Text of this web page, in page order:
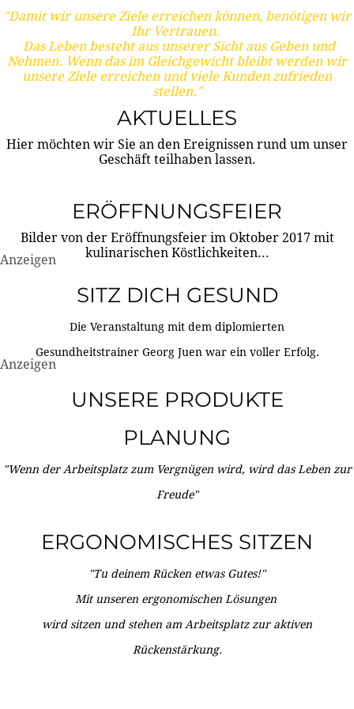
"Damit wir unsere Ziele erreichen können, benötigen wir
Ihr Vertrauen.
Das Leben besteht aus unserer Sicht aus Geben und
Nehmen. Wenn das im Gleichgewicht bleibt werden wir
unsere Ziele erreichen und viele Kunden zufrieden
stellen."
AKTUELLES
Hier möchten wir Sie an den Ereignissen rund um unser
Geschäft teilhaben lassen.
ERÖFFNUNGSFEIER
Bilder von der Eröffnungsfeier im Oktober 2017 mit
kulinarischen Köstlichkeiten...
Anzeigen
SITZ DICH GESUND
Die Veranstaltung mit dem diplomierten
Gesundheitstrainer Georg Juen war ein voller Erfolg.
Anzeigen
UNSERE PRODUKTE
PLANUNG
"Wenn der Arbeitsplatz zum Vergnügen wird, wird das Leben zur
Freude"
ERGONOMISCHES SITZEN
"Tu deinem Rücken etwas Gutes!"
Mit unseren ergonomischen Lösungen
wird sitzen und stehen am Arbeitsplatz zur aktiven
Rückenstärkung.